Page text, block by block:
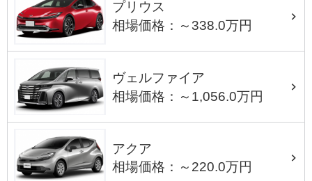
プリウス
相場価格：～338.0万円
ヴェルファイア
相場価格：～1,056.0万円
アクア
相場価格：～220.0万円